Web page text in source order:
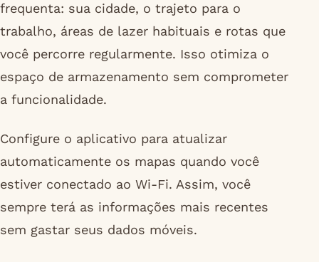
frequenta: sua cidade, o trajeto para o
trabalho, áreas de lazer habituais e rotas que
você percorre regularmente. Isso otimiza o
espaço de armazenamento sem comprometer
a funcionalidade.
Configure o aplicativo para atualizar
automaticamente os mapas quando você
estiver conectado ao Wi-Fi. Assim, você
sempre terá as informações mais recentes
sem gastar seus dados móveis.